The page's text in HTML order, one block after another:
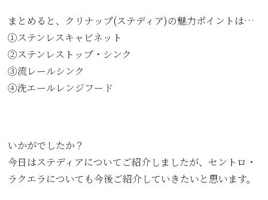
まとめると、クリナップ(ステディア)の魅力ポイントは…
①ステンレスキャビネット
➁ステンレストップ・シンク
③流レールシンク
④洗エールレンジフード
いかがでしたか？
今日はステディアについてご紹介しましたが、セントロ・
ラクエラについても今後ご紹介していきたいと思います。